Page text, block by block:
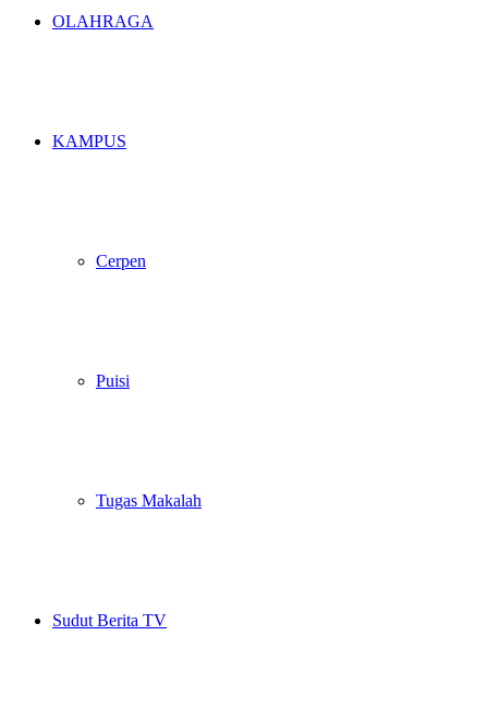
OLAHRAGA
KAMPUS
Cerpen
Puisi
Tugas Makalah
Sudut Berita TV